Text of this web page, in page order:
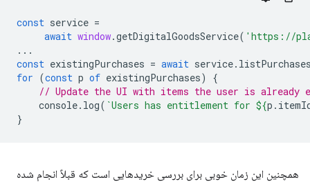
const service =
await window.getDigitalGoodsService( 'https://
...
const existingPurchases = await service.
for (const p of existingPurchases)
{
// Update the UI with items the user is
console. log( `Users has entitlement for ${p .
}
همچنین این زمان خوبی برای بررسی خریدهایی است که قبلاً انجام شده